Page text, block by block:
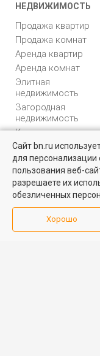
Квартиры на
Более 10 тысяч
собственников и
Посмотреть
НЕДВИЖИМОСТЬ
Продажа квартир
Продажа комнат
Аренда квартир
Аренда комнат
Элитная
недвижимость
Загородная
недвижимость
Коммерческая
недвижимость
Аналитика
недвижимости
Сайт bn.ru
для
пользования веб-
разрешаете их
обезличенных
Хорошо